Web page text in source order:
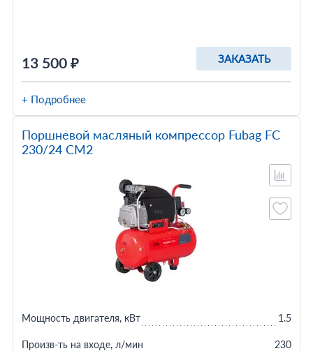
13 500 ₽ ЗАКАЗАТЬ
+ Подробнее
Поршневой масляный компрессор Fubag FС
230/24 CM2
Мощность двигателя, кВт 1.5
Произв-ть на входе, л/мин 230